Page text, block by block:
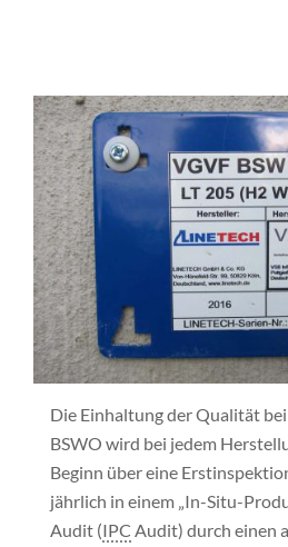
Die Einhaltung der Qualität
BSWO wird bei jedem
Beginn über eine
jährlich in einem „In-Situ-
Audit (IPC Audit) durch einen